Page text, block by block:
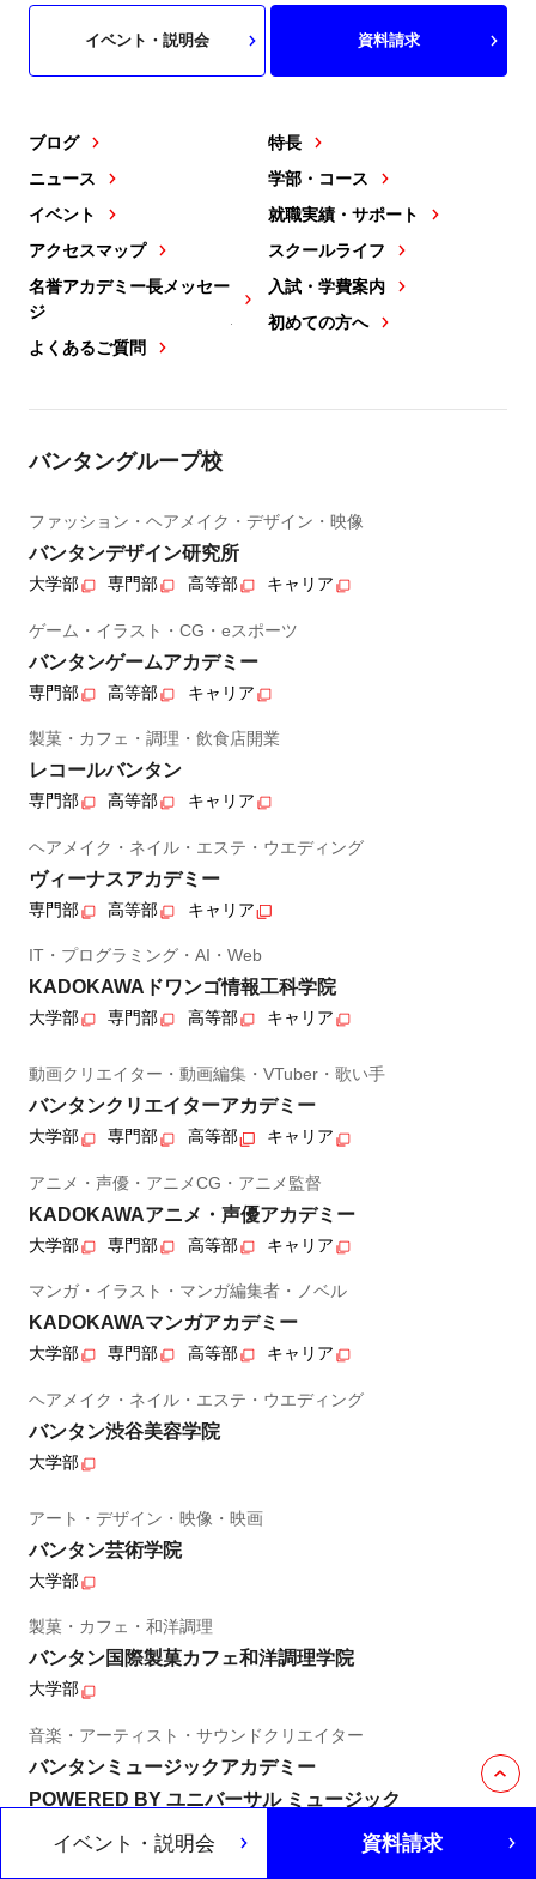
ブログ
ニュース
イベント
アクセスマップ
名誉アカデミー長メッセー
ジ
よくあるご質問
特長
学部・コース
就職実績・サポート
スクールライフ
入試・学費案内
初めての方へ
イベント・説明会 資料請求
バンタングループ校
ファッション・ヘアメイク・デザイン・映像
バンタンデザイン研究所
大学部 専門部 高等部 キャリア
ゲーム・イラスト・CG・eスポーツ
バンタンゲームアカデミー
専門部 高等部 キャリア
製菓・カフェ・調理・飲食店開業
レコールバンタン
専門部 高等部 キャリア
ヘアメイク・ネイル・エステ・ウエディング
ヴィーナスアカデミー
専門部 高等部 キャリア
IT・プログラミング・AI・Web
KADOKAWAドワンゴ情報工科学院
大学部 専門部 高等部 キャリア
動画クリエイター・動画編集・VTuber・歌い手
バンタンクリエイターアカデミー
大学部 専門部 高等部 キャリア
アニメ・声優・アニメCG・アニメ監督
KADOKAWAアニメ・声優アカデミー
大学部 専門部 高等部 キャリア
マンガ・イラスト・マンガ編集者・ノベル
KADOKAWAマンガアカデミー
大学部 専門部 高等部 キャリア
ヘアメイク・ネイル・エステ・ウエディング
バンタン渋谷美容学院
大学部
アート・デザイン・映像・映画
バンタン芸術学院
大学部
製菓・カフェ・和洋調理
バンタン国際製菓カフェ和洋調理学院
大学部
音楽・アーティスト・サウンドクリエイター
バンタンミュージックアカデミー
POWERED BY ユニバーサル ミュージック
高等部・専門部・大学部・キャリア
イベント・説明会 資料請求